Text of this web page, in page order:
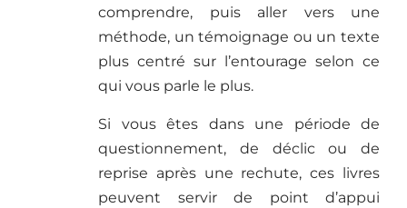
comprendre, puis aller vers une
méthode, un témoignage ou un texte
plus centré sur l’entourage selon ce
qui vous parle le plus.
Si vous êtes dans une période de
questionnement, de déclic ou de
reprise après une rechute, ces livres
peuvent servir de point d’appui